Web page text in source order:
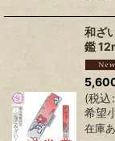
和ざ
鑑
(税込:
希望
在庫